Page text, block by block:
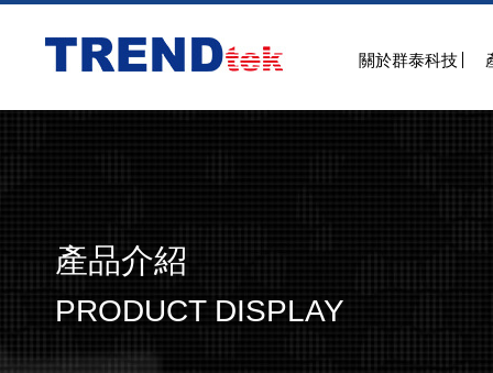
關於群泰科技
產品介紹
PRODUCT DISPLAY